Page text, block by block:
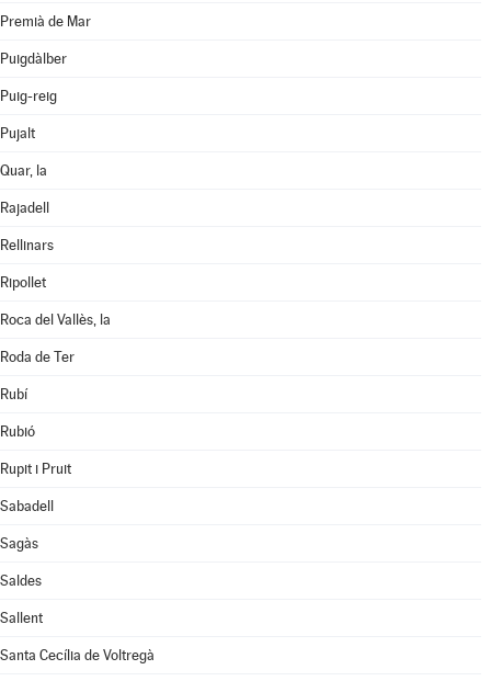
Premià de Mar
Puigdàlber
Puig-reig
Pujalt
Quar, la
Rajadell
Rellinars
Ripollet
Roca del Vallès, la
Roda de Ter
Rubí
Rubió
Rupit i Pruit
Sabadell
Sagàs
Saldes
Sallent
Santa Cecília de Voltregà